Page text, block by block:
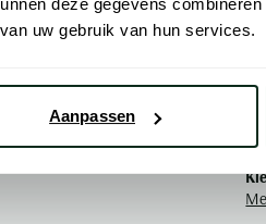
deze gegevens
uw gebruik van hun services.
Aanpassen